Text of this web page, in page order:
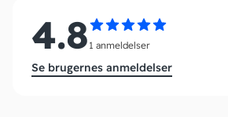
4.8 1 anmeldelser
Se brugernes anmeldelser